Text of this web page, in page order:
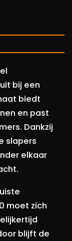
bij een
biedt
en past
Dankzij
slapers
elkaar
moet zich
blijft de